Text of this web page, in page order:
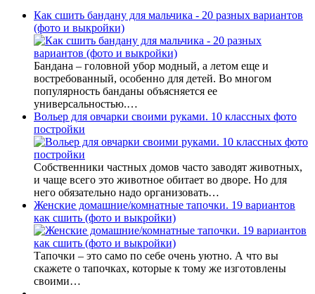
Как сшить бандану для мальчика - 20 разных вариантов
(фото и выкройки)
Бандана – головной убор модный, а летом еще и
востребованный, особенно для детей. Во многом
популярность банданы объясняется ее
универсальностью.…
Вольер для овчарки своими руками. 10 классных фото
постройки
Собственники частных домов часто заводят животных,
и чаще всего это животное обитает во дворе. Но для
него обязательно надо организовать…
Женские домашние/комнатные тапочки. 19 вариантов
как сшить (фото и выкройки)
Тапочки – это само по себе очень уютно. А что вы
скажете о тапочках, которые к тому же изготовлены
своими…